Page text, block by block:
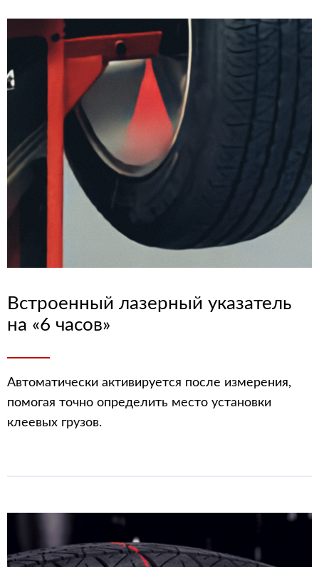
Встроенный лазерный указатель
на «6 часов»
Автоматически активируется после измерения,
помогая точно определить место установки
клеевых грузов.